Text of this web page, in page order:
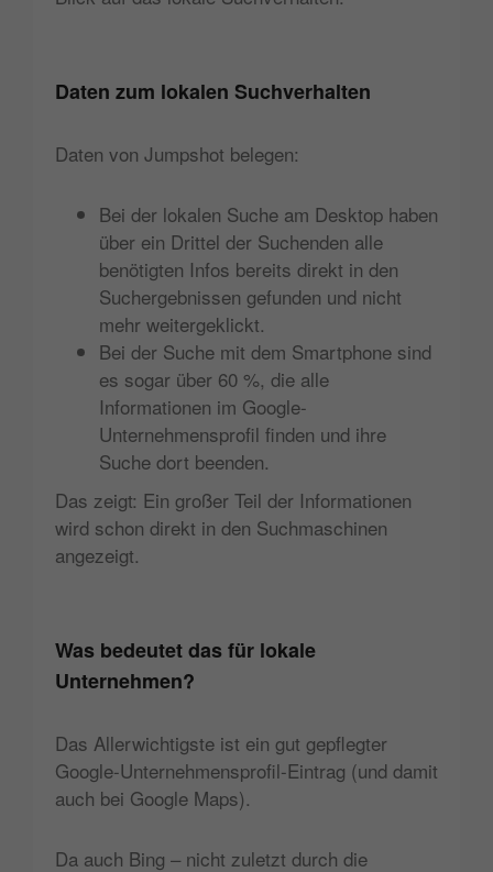
Daten zum lokalen Suchverhalten
Daten von Jumpshot belegen:
Bei der lokalen Suche am Desktop haben
über ein Drittel der Suchenden alle
benötigten Infos bereits direkt in den
Suchergebnissen gefunden und nicht
mehr weitergeklickt.
Bei der Suche mit dem Smartphone sind
es sogar über 60 %, die alle
Informationen im Google-
Unternehmensprofil finden und ihre
Suche dort beenden.
Das zeigt: Ein großer Teil der Informationen
wird schon direkt in den Suchmaschinen
angezeigt.
Was bedeutet das für lokale
Unternehmen?
Das Allerwichtigste ist ein gut gepflegter
Google-Unternehmensprofil-Eintrag (und damit
auch bei Google Maps).
Da auch Bing – nicht zuletzt durch die